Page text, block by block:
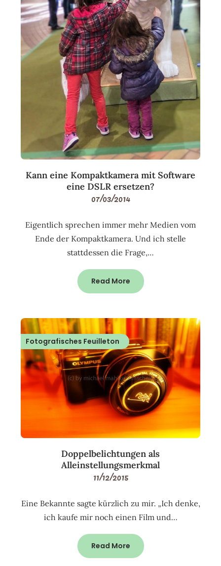
Kann eine Kompaktkamera mit Software
eine DSLR ersetzen?
07/03/2014
Eigentlich sprechen immer mehr Medien vom
Ende der Kompaktkamera. Und ich stelle
stattdessen die Frage,…
Read More
Fotografisches Feuilleton
Doppelbelichtungen als
Alleinstellungsmerkmal
11/12/2015
Eine Bekannte sagte kürzlich zu mir. „Ich denke,
ich kaufe mir noch einen Film und…
Read More